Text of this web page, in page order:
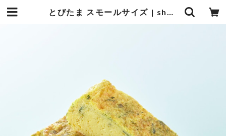
とびたま スモールサイズ | shouro